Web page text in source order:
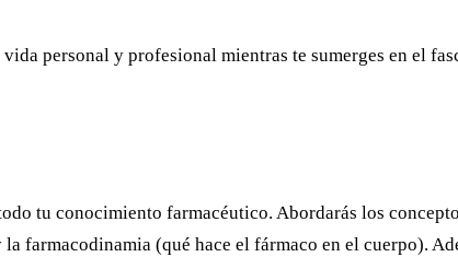
personal y profesional mientras te sumerges en el
tu conocimiento farmacéutico. Abordarás los
farmacodinamia (qué hace el fármaco en el cuerpo).